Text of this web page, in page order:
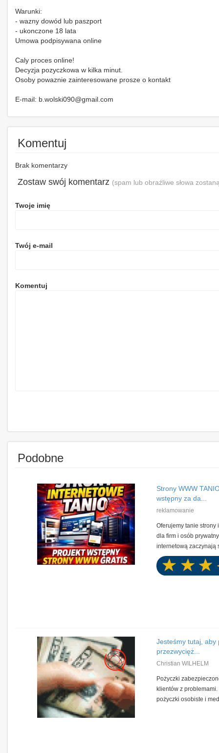
Warunki:
- wazny dowód lub paszport
- ukonczone 18 lata
Umowa podpisywana online
Caly proces online!
Decyzja pozyczkowa w kilka minut.
Osoby powaznie zainteresowane prosze o kontakt
E-mail: b.wolski090@gmail.com
Komentuj
Brak komentarzy
Zostaw swój komentarz (spam lub obraźliwe słowa
Twoje imię
Twój e-mail
Komentuj
Podobne
Strony WWW
wstępny za da...
reklamowanie
Oferujemy tanie strony
dla firm i osób
internetową zaczynają
Jesteśmy tutaj, aby
przezwycięż...
Christian WILHELM
Pożyczki
klientów z
pożyczki osobiste i